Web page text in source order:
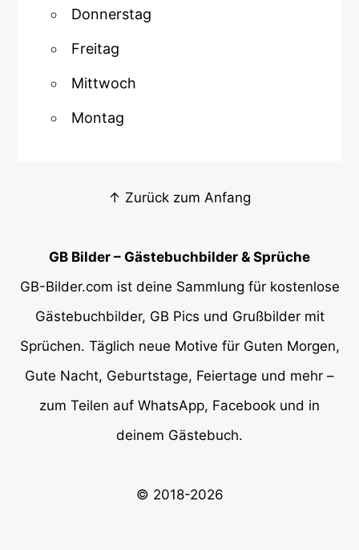
Donnerstag
Freitag
Mittwoch
Montag
↑ Zurück zum Anfang
GB Bilder – Gästebuchbilder & Sprüche
GB-Bilder.com ist deine Sammlung für kostenlose
Gästebuchbilder, GB Pics und Grußbilder mit
Sprüchen. Täglich neue Motive für Guten Morgen,
Gute Nacht, Geburtstage, Feiertage und mehr –
zum Teilen auf WhatsApp, Facebook und in
deinem Gästebuch.
© 2018-2026